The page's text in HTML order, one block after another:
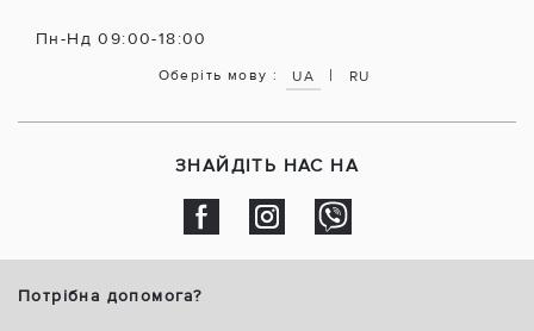
Пн-Нд 09:00-18:00
Оберіть мову : UA | RU
ЗНАЙДІТЬ НАС НА
Потрібна допомога?